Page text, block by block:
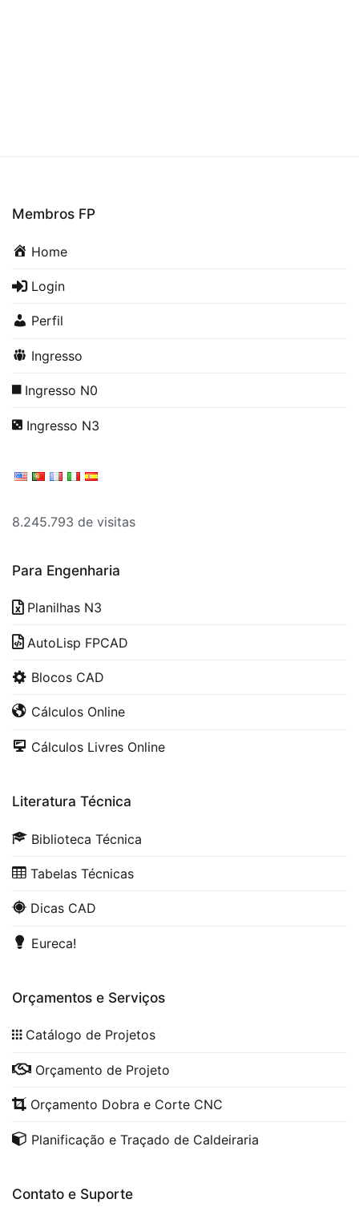
Membros FP
Home
Login
Perfil
Ingresso
Ingresso N0
Ingresso N3
8.245.793 de visitas
Para Engenharia
Planilhas N3
AutoLisp FPCAD
Blocos CAD
Cálculos Online
Cálculos Livres Online
Literatura Técnica
Biblioteca Técnica
Tabelas Técnicas
Dicas CAD
Eureca!
Orçamentos e Serviços
Catálogo de Projetos
Orçamento de Projeto
Orçamento Dobra e Corte CNC
Planificação e Traçado de Caldeiraria
Contato e Suporte